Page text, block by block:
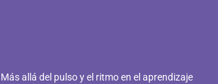
Más allá del pulso y el ritmo en el aprendizaje